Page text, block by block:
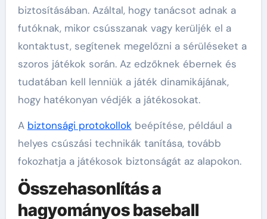
biztosításában. Azáltal, hogy tanácsot adnak a
futóknak, mikor csússzanak vagy kerüljék el a
kontaktust, segítenek megelőzni a sérüléseket a
szoros játékok során. Az edzőknek ébernek és
tudatában kell lenniük a játék dinamikájának,
hogy hatékonyan védjék a játékosokat.
A biztonsági protokollok beépítése, például a
helyes csúszási technikák tanítása, tovább
fokozhatja a játékosok biztonságát az alapokon.
Összehasonlítás a
hagyományos baseball